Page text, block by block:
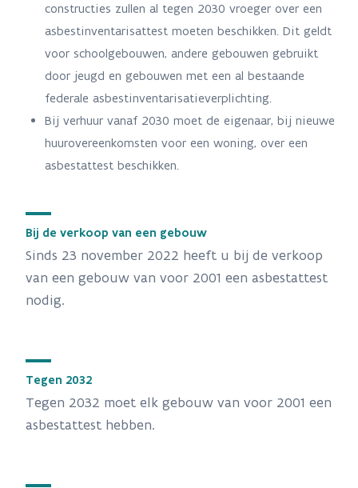
constructies zullen al tegen 2030 vroeger over een
asbestinventarisattest moeten beschikken. Dit geldt
voor schoolgebouwen, andere gebouwen gebruikt
door jeugd en gebouwen met een al bestaande
federale asbestinventarisatieverplichting.
Bij verhuur vanaf 2030 moet de eigenaar, bij nieuwe
huurovereenkomsten voor een woning, over een
asbestattest beschikken.
Bij de verkoop van een gebouw
Sinds 23 november 2022 heeft u bij de verkoop
van een gebouw van voor 2001 een asbestattest
nodig.
Tegen 2032
Tegen 2032 moet elk gebouw van voor 2001 een
asbestattest hebben.